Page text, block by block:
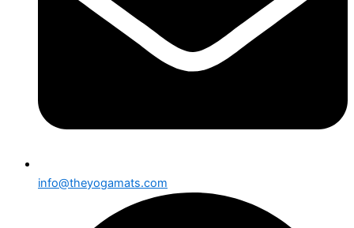
info@theyogamats.com